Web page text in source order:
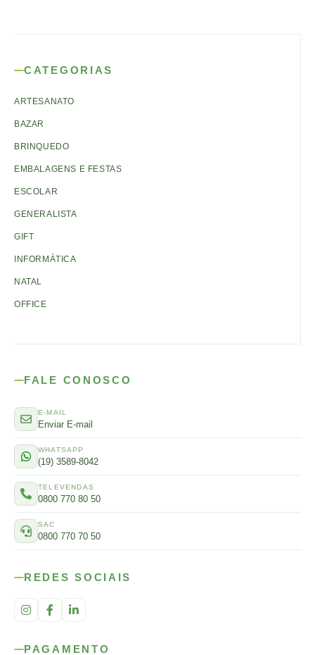
CATEGORIAS
ARTESANATO
BAZAR
BRINQUEDO
EMBALAGENS E FESTAS
ESCOLAR
GENERALISTA
GIFT
INFORMÁTICA
NATAL
OFFICE
FALE CONOSCO
E-MAIL
Enviar E-mail
WHATSAPP
(19) 3589-8042
TELEVENDAS
0800 770 80 50
SAC
0800 770 70 50
REDES SOCIAIS
PAGAMENTO